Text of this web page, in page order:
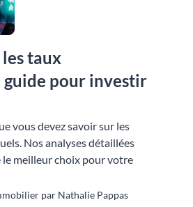
taux
pour investir
vous devez savoir sur les
Nos analyses détaillées
meilleur choix pour votre
par Nathalie Pappas